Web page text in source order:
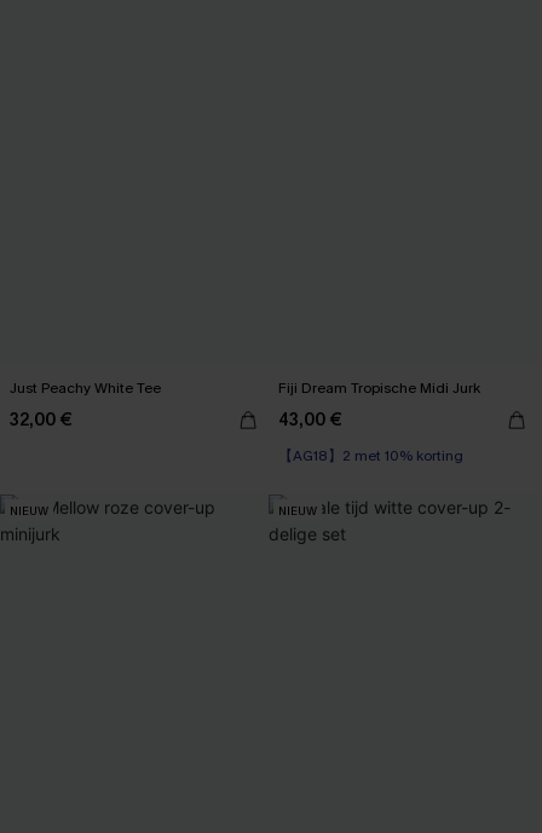
Just Peachy White Tee
32,00 €
Fiji Dream Tropische Midi Jurk
43,00 €
【AG18】2 met 10% korting
NIEUW NIEUW